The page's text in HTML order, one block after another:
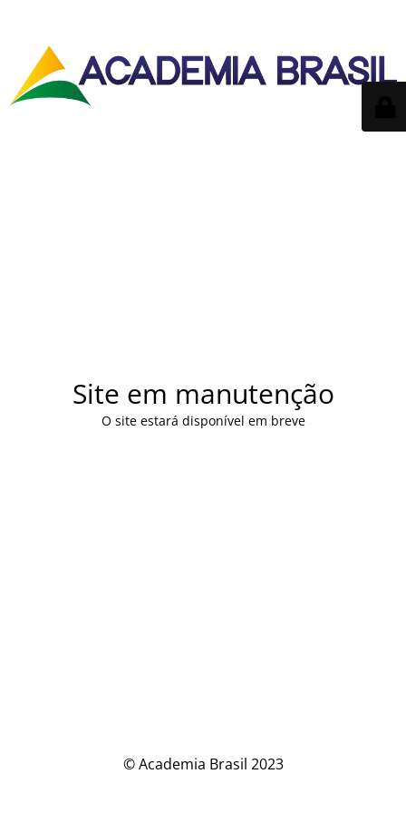
Site em manutenção
O site estará disponível em breve
© Academia Brasil 2023